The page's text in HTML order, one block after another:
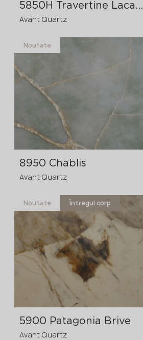
5850H Travertine Lacaze
Avant Quartz
3200x1600x30
Noutate
8950 Chablis
Avant Quartz
3200x1600x20 mm în stoc
3200x1600x30
mm
comanda în avans
>20
Noutate Întregul corp
5900 Patagonia Brive
Avant Quartz